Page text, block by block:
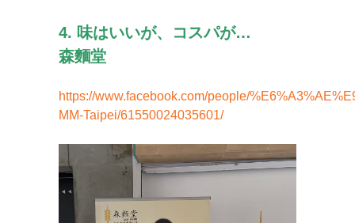
4. 味はいいが、コスパが…
森麵堂
https://www.facebook.com/people/
MM-Taipei/61550024035601/